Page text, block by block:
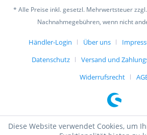
verstanden und stimme zu. *
Mit * gekennzeichnete Felder sind
* Alle Preise inkl. gesetzl. Mehrwertsteuer zzgl.
Nachnahmegebühren, wenn nicht
Händler-Login Über uns
Datenschutz
Versand und
Widerrufsrecht
Diese Website verwendet Cookies, um